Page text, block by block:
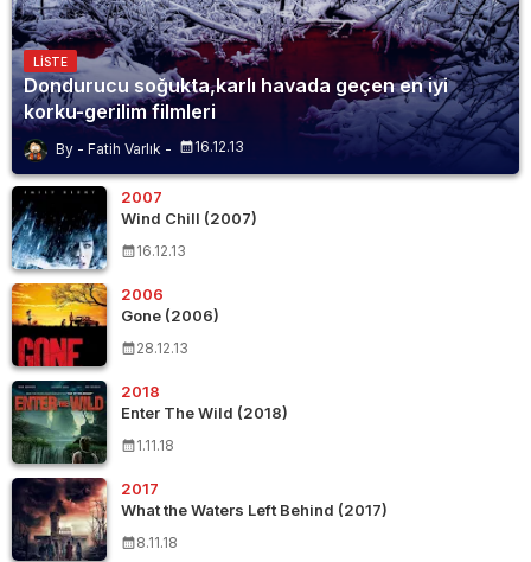
LISTE
Dondurucu soğukta,karlı havada geçen en iyi
korku-gerilim filmleri
Fatih Varlık 16.12.13
2007
Wind Chill (2007)
16.12.13
2006
Gone (2006)
28.12.13
2018
Enter The Wild (2018)
1.11.18
2017
What the Waters Left Behind (2017)
8.11.18